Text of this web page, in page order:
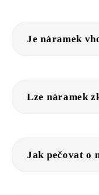
Je náramek
Lze náramek
Jak pečovat o